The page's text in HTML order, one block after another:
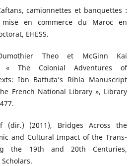
camionnettes et banquettes :
en commerce du Maroc en
EHESS.
Theo et McGinn Kai
« The Colonial Adventures of
Ibn Battuta’s Rihla Manuscript
French National Library », Library
(dir.) (2011), Bridges Across the
and Cultural Impact of the Trans-
the 19th and 20th Centuries,